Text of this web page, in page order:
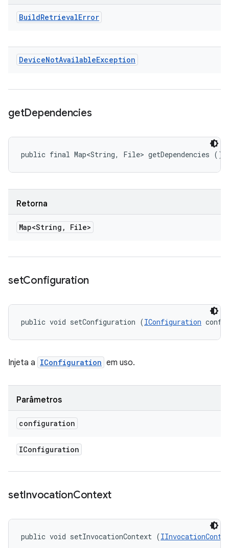
BuildRetrievalError
DeviceNotAvailableException
getDependencies
public final Map<String, File> getDependencies ()
Retorna
Map<String , File>
setConfiguration
public void setConfiguration (IConfiguration
Injeta a IConfiguration em uso.
Parâmetros
configuration
IConfiguration
setInvocationContext
public void setInvocationContext (